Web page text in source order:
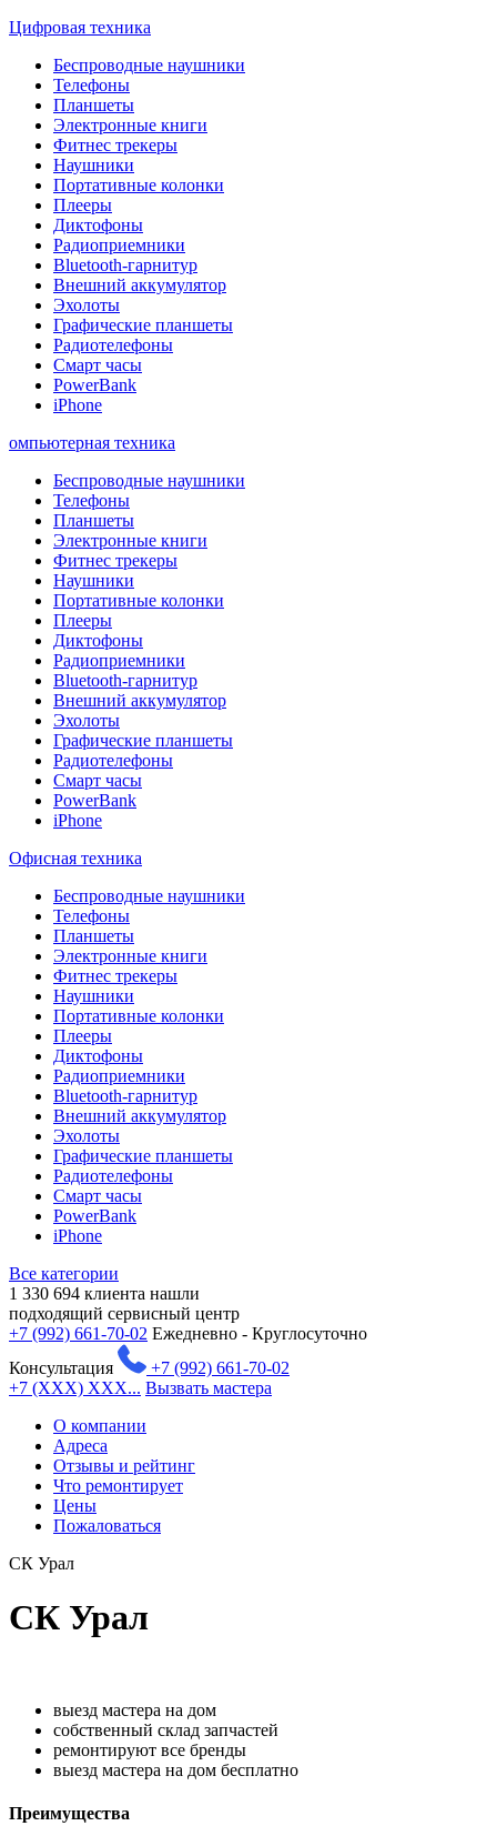
Цифровая техника
Беспроводные наушники
Телефоны
Планшеты
Электронные книги
Фитнес трекеры
Наушники
Портативные колонки
Плееры
Диктофоны
Радиоприемники
Bluetooth-гарнитур
Внешний аккумулятор
Эхолоты
Графические планшеты
Радиотелефоны
Смарт часы
PowerBank
iPhone
омпьютерная техника
Беспроводные наушники
Телефоны
Планшеты
Электронные книги
Фитнес трекеры
Наушники
Портативные колонки
Плееры
Диктофоны
Радиоприемники
Bluetooth-гарнитур
Внешний аккумулятор
Эхолоты
Графические планшеты
Радиотелефоны
Смарт часы
PowerBank
iPhone
Офисная техника
Беспроводные наушники
Телефоны
Планшеты
Электронные книги
Фитнес трекеры
Наушники
Портативные колонки
Плееры
Диктофоны
Радиоприемники
Bluetooth-гарнитур
Внешний аккумулятор
Эхолоты
Графические планшеты
Радиотелефоны
Смарт часы
PowerBank
iPhone
Все категории
1 330 694 клиента нашли
подходящий сервисный центр
+7 (992) 661-70-02 Ежедневно - Круглосуточно
Консультация
+7 (992) 661-70-02
+7 (XXX) XXX... Вызвать мастера
О компании
Адреса
Отзывы и рейтинг
Что ремонтирует
Цены
Пожаловаться
СК Урал
СК Урал
выезд мастера на дом
собственный склад запчастей
ремонтируют все бренды
выезд мастера на дом бесплатно
Преимущества